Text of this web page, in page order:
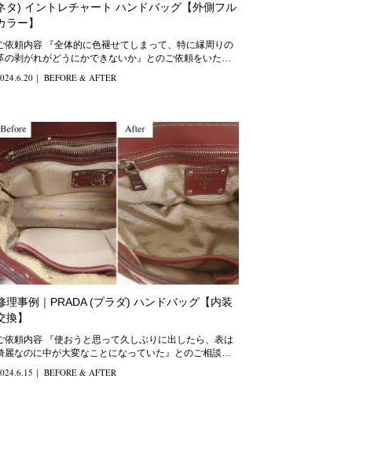
タ) イントレチャート ハンドバッグ【外側フル
ラー】
内容 『全体的に色褪せてしまって、特に縁周りの
の剥がれがどうにかできないか』とのご依頼をいただ
｜ BEFORE & AFTER
理事例｜PRADA (プラダ) ハンドバッグ【内装
換】
内容 『使おうと思って久しぶりに出したら、表は
麗なのに中が大変なことになっていた』とのご相談が
｜ BEFORE & AFTER